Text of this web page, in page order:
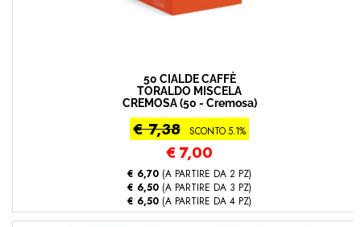
50 CIALDE CAFFÈ
TORALDO MISCELA
CREMOSA (50 - Cremosa)
€ 7,38 SCONTO 5.1%
€ 7,00
€ 6,70 (A PARTIRE DA 2 PZ)
€ 6,50 (A PARTIRE DA 3 PZ)
€ 6,50 (A PARTIRE DA 4 PZ)